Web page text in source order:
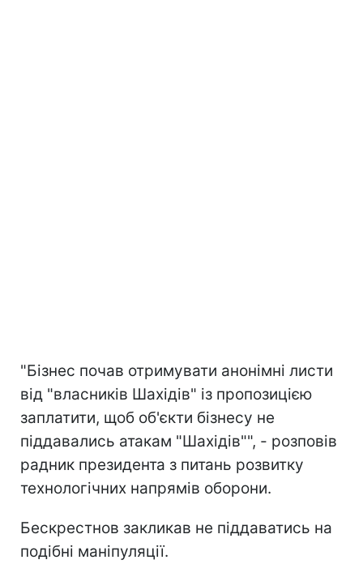
"Бізнес почав отримувати анонімні листи
від "власників Шахідів" із пропозицією
заплатити, щоб об'єкти бізнесу не
піддавались атакам "Шахідів"", - розповів
радник президента з питань розвитку
технологічних напрямів оборони.
Бескрестнов закликав не піддаватись на
подібні маніпуляції.